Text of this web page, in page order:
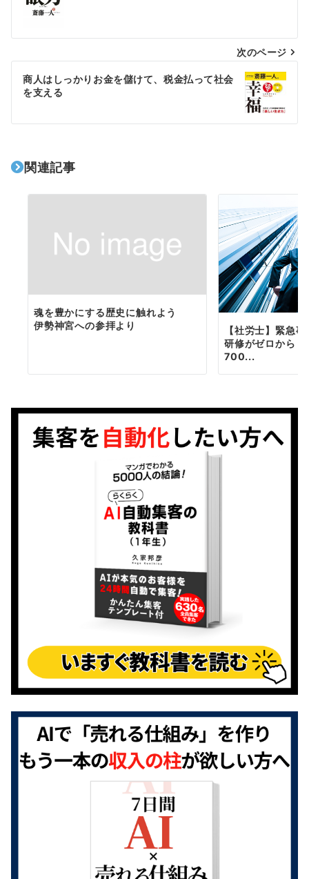
ビ
ゲ
シ
ン
次のページ
商人はしっかりお金を儲けて、税金払って社会
を支える
関連記事
魂を豊かにする歴史に触れよう
伊勢神宮への参拝より
【社労士】緊急
研修がゼロから
700...